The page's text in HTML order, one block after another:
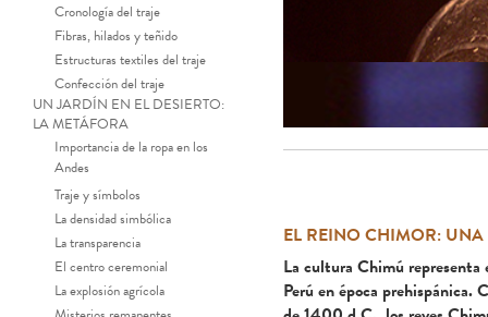
Cronología del traje
Fibras, hilados y teñido
Estructuras textiles del traje
Confección del traje
UN JARDÍN EN EL DESIERTO:
LA METÁFORA
Importancia de la ropa en los
Andes
Traje y símbolos
La densidad simbólica
La transparencia
El centro ceremonial
La explosión agrícola
EL REINO CHIMOR:
La cultura Chimú
Perú en época